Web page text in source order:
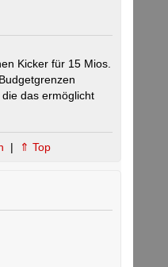
Kicker für 15 Mios.
das ermöglicht
| ⇑ Top